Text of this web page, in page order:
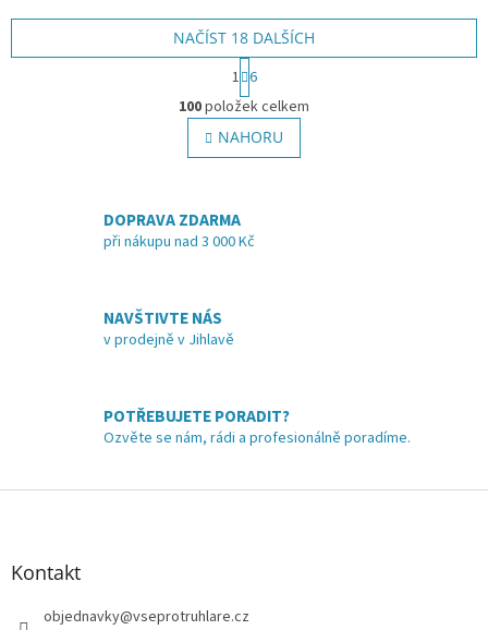
O
v
l
á
í
p
i
s
NAČÍST 18 DALŠÍCH
S
t
r
á
n
k
n
í
1 6
100položek celkem
NAHORU
DOPRAVA ZDARMA
při nákupu nad 3 000 Kč
NAVŠTIVTE NÁS
v prodejně v Jihlavě
POTŘEBUJETE PORADIT?
Ozvěte se nám, rádi a profesionálně poradíme.
Z
Kontakt
objednavky@vseprotruhlare.cz